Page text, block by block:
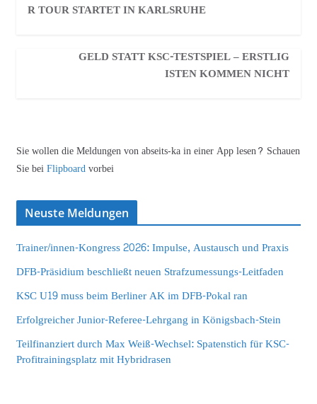
R TOUR STARTET IN KARLSRUHE
GELD STATT KSC-TESTSPIEL – ERSTLIG
ISTEN KOMMEN NICHT
Sie wollen die Meldungen von abseits-ka in einer App lesen? Schauen
Sie beiFlipboardvorbei
Neuste Meldungen
Trainer/innen-Kongress 2026: Impulse, Austausch und Praxis
DFB-Präsidium beschließt neuen Strafzumessungs-Leitfaden
KSC U19 muss beim Berliner AK im DFB-Pokal ran
Erfolgreicher Junior-Referee-Lehrgang in Königsbach-Stein
Teilfinanziert durch Max Weiß-Wechsel: Spatenstich für KSC-
Profitrainingsplatz mit Hybridrasen